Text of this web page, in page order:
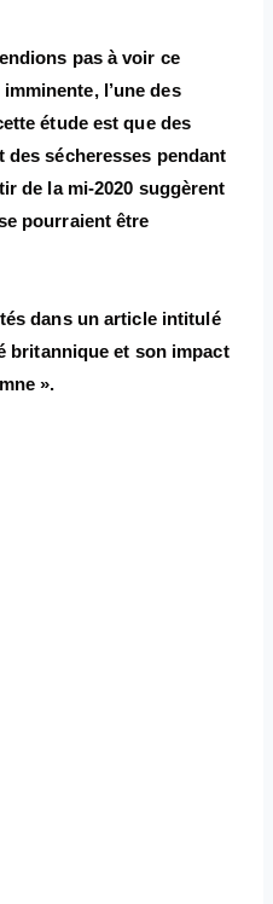
pas à voir ce
l’une des
étude est que des
des sécheresses pendant
de la mi-2020 suggèrent
pourraient être
dans un article intitulé
britannique et son impact
».